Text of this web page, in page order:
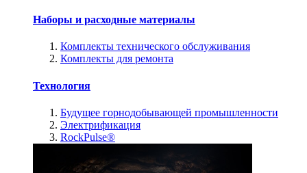
Наборы и расходные материалы
Комплекты технического обслуживания
Комплекты для ремонта
Технология
Будущее горнодобывающей промышленности
Электрификация
RockPulse®